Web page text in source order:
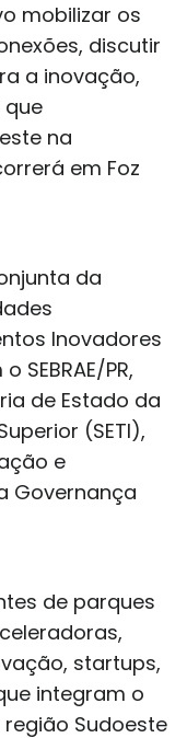
mobilizar os
discutir
a inovação,
que
na
em Foz
da
Inovadores
PR,
de Estado da
(SETI),
e
Governança
de parques
startups,
integram o
Sudoeste